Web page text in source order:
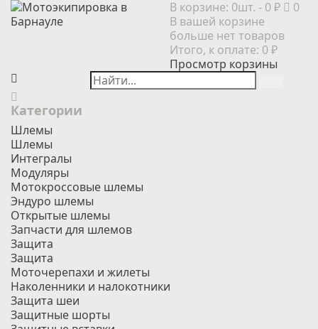
В корзине: 0шт. - 0 ₽
0
В вашей корзине
больше нет товаров
Итого, к оплате: 0 ₽
Просмотр корзины
Категории
Шлемы
Шлемы
Интегралы
Модуляры
Мотокроссовые шлемы
Эндуро шлемы
Открытые шлемы
Запчасти для шлемов
Защита
Защита
Моточерепахи и жилеты
Наколенники и налокотники
Защита шеи
Защитные шорты